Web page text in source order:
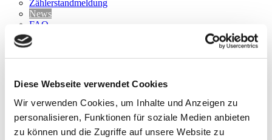
Diese Webseite verwendet Cookies
Wir verwenden Cookies, um Inhalte und Anzeigen zu
personalisieren, Funktionen für soziale Medien anbieten
zu können und die Zugriffe auf unsere Website zu
Zählerstandmeldung
News
FAQ
Downloads
Streitbeilegung
Sitemap
Portrait
Gleichbehandlung
Karriere/Stellenangebote